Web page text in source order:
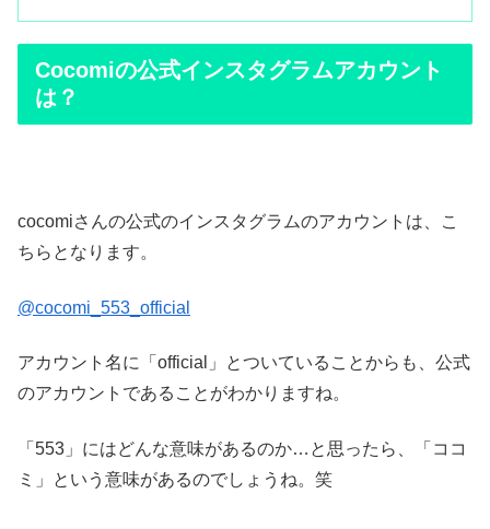
Cocomiの公式インスタグラムアカウント
は？
cocomiさんの公式のインスタグラムのアカウントは、こ
ちらとなります。
@cocomi_553_official
アカウント名に「official」とついていることからも、公式
のアカウントであることがわかりますね。
「553」にはどんな意味があるのか…と思ったら、「ココ
ミ」という意味があるのでしょうね。笑